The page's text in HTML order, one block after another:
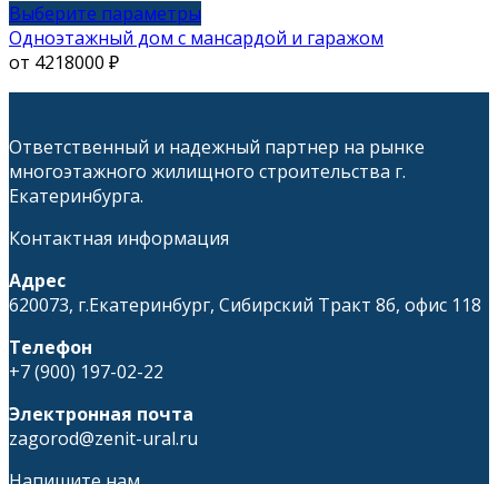
странице
Опции
странице
товара.
Выберите параметры
товар
Опции
можно
выбрать
странице
Одноэтажный дом с мансардой и гаражом
от 4218000 ₽
Ответственный и надежный партнер на рынке
многоэтажного жилищного строительства г.
Екатеринбурга.
Контактная информация
Адрес
620073, г.Екатеринбург, Сибирский Тракт 8б, офис 118
Телефон
+7 (900) 197-02-22
Электронная почта
zagorod@zenit-ural.ru